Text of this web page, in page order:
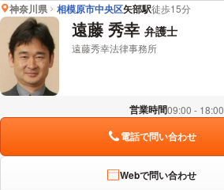
神奈川県 相模原市中央区矢部駅徒歩15分
遠藤 秀幸 弁護士
遠藤秀幸法律事務所
営業時間09:00 - 18:00
電話で問い合わせ
Webで問い合わせ